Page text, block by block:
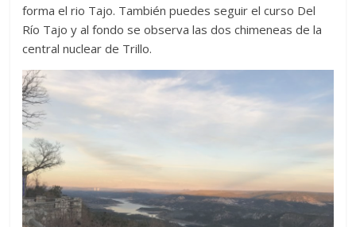
forma el rio Tajo. También puedes seguir el curso Del
Río Tajo y al fondo se observa las dos chimeneas de la
central nuclear de Trillo.